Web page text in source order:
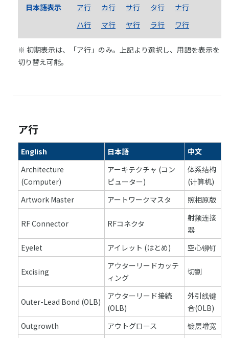
日本語表示 ア行 カ行 サ行 タ行
ナ行
ハ行
マ行 ヤ行 ラ行 ワ行
※ 初期表示は、「ア行」のみ。上記より選択し、用語を表示を
切り替え可能。
ア行
English 日本語
中文
Architecture
(Computer)
アーキテクチャ (コン
ピューター)
体系结构
(计算机)
Artwork Master
アートワークマスタ 照相原版
RF Connector RFコネクタ
射频连接
器
Eyelet
アイレット (はとめ) 空心铆钉
Excising
アウターリードカッテ
ィング
切割
Outer-Lead Bond (OLB)
アウターリード接続
(OLB)
外引线键
合(OLB)
Outgrowth
アウトグロース
镀层增宽